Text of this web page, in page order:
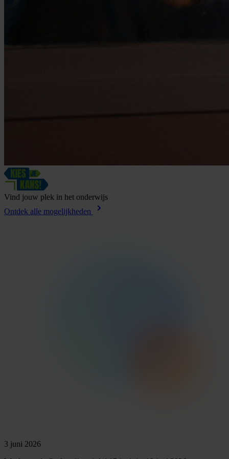
Vind jouw plek in het onderwijs
Ontdek alle mogelijkheden
3 juni 2026